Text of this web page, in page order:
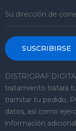
SUSCRIBIRSE
DISTRIGRAF
tratamiento tratará
tramitar tu pedido.
datos, así como
información